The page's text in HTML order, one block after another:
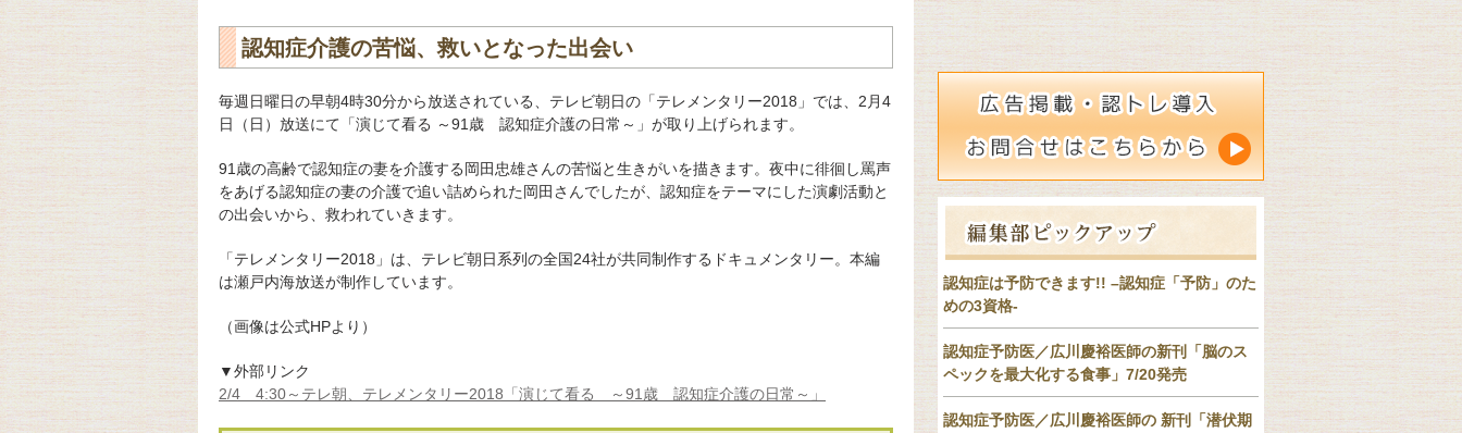
認知症介護の苦悩、救いとなった出会い
毎週日曜日の早朝4時30分から放送されている、テレビ朝日の「テレメンタリー2018」では、2月4
日（日）放送にて「演じて看る ～91歳 認知症介護の日常～」が取り上げられます。
91歳の高齢で認知症の妻を介護する岡田忠雄さんの苦悩と生きがいを描きます。夜中に徘徊し罵声
をあげる認知症の妻の介護で追い詰められた岡田さんでしたが、認知症をテーマにした演劇活動と
の出会いから、救われていきます。
「テレメンタリー2018」は、テレビ朝日系列の全国24社が共同制作するドキュメンタリー。本編
は瀬戸内海放送が制作しています。
（画像は公式HPより）
▼外部リンク
2/4 4:30～テレ朝、テレメンタリー2018「演じて看る ～91歳 認知症介護の日常～」
認知症は予防できます!! –認知症「予防」のた
めの3資格-
認知症予防医／広川慶裕医師の新刊「脳のス
ペックを最大化する食事」7/20発売
認知症予防医／広川慶裕医師の 新刊「潜伏期